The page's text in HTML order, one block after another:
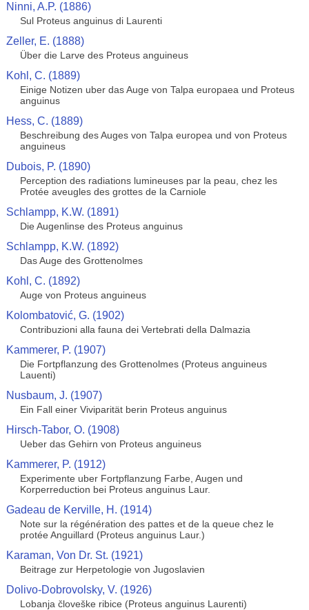
Ninni, A.P. (1886)
Sul Proteus anguinus di Laurenti
Zeller, E. (1888)
Über die Larve des Proteus anguineus
Kohl, C. (1889)
Einige Notizen uber das Auge von Talpa europaea und Proteus
anguinus
Hess, C. (1889)
Beschreibung des Auges von Talpa europea und von Proteus
anguineus
Dubois, P. (1890)
Perception des radiations lumineuses par la peau, chez les
Protée aveugles des grottes de la Carniole
Schlampp, K.W. (1891)
Die Augenlinse des Proteus anguinus
Schlampp, K.W. (1892)
Das Auge des Grottenolmes
Kohl, C. (1892)
Auge von Proteus anguineus
Kolombatović, G. (1902)
Contribuzioni alla fauna dei Vertebrati della Dalmazia
Kammerer, P. (1907)
Die Fortpflanzung des Grottenolmes (Proteus anguineus
Lauenti)
Nusbaum, J. (1907)
Ein Fall einer Viviparität berin Proteus anguinus
Hirsch-Tabor, O. (1908)
Ueber das Gehirn von Proteus anguineus
Kammerer, P. (1912)
Experimente uber Fortpflanzung Farbe, Augen und
Korperreduction bei Proteus anguinus Laur.
Gadeau de Kerville, H. (1914)
Note sur la régénération des pattes et de la queue chez le
protée Anguillard (Proteus anguinus Laur.)
Karaman, Von Dr. St. (1921)
Beitrage zur Herpetologie von Jugoslavien
Dolivo-Dobrovolsky, V. (1926)
Lobanja človeške ribice (Proteus anguinus Laurenti)